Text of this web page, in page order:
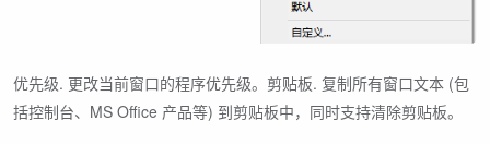
优先级. 更改当前窗口的程序优先级。剪贴板. 复制所有窗口文本 (包
括控制台、MS Office 产品等) 到剪贴板中，同时支持清除剪贴板。